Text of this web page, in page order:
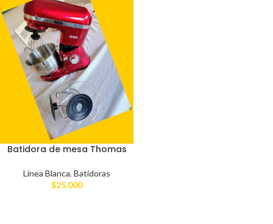
Batidora de mesa Thomas
Línea Blanca, Batidoras
$25.000